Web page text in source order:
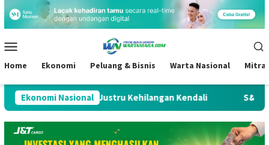
Loncat
ke
konten
Mobile
Home Ekonomi Peluang & Bisnis Warta Nasional Mitra
Ekonomi Nasional
Negara Justru Kehilangan Kendali S&P